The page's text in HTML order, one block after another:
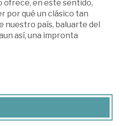
ofrece, en este sentido,
por qué un clásico tan
nuestro país, baluarte del
así, una impronta